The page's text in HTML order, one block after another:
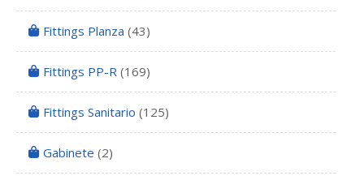
Fittings Planza (43)
Fittings PP-R (169)
Fittings Sanitario (125)
Gabinete (2)